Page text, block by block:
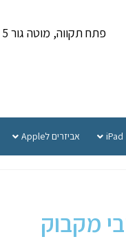
פתח תקווה, מוטה גור 5 קומה 1
iPad אביזרים לApple
מקבוק